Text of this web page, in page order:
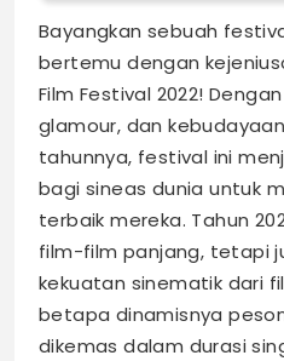
Bayangkan sebuah
bertemu dengan
Film Festival 2022!
glamour, dan
tahunnya, festival ini
bagi sineas dunia untuk
terbaik mereka. Tahun
film-film panjang, tetapi
kekuatan sinematik dari
betapa dinamisnya
dikemas dalam durasi